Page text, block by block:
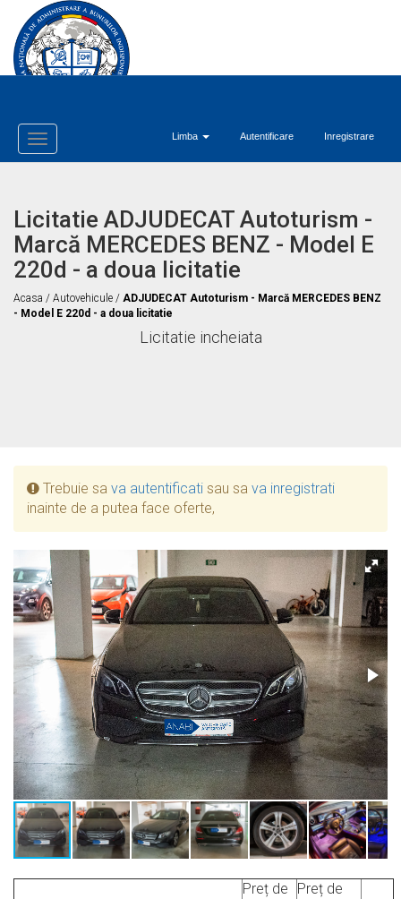
Limba Autentificare Inregistrare
Toggle
Navigation
Licitatie ADJUDECAT Autoturism -
Marcă MERCEDES BENZ - Model E
220d - a doua licitatie
Acasa / Autovehicule / ADJUDECAT Autoturism - Marcă MERCEDES BENZ
- Model E 220d - a doua licitatie
Licitatie incheiata
Trebuie sa va autentificati sau sa va inregistrati
inainte de a putea face oferte,
Preț de
Preț de